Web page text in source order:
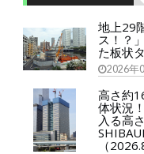
地上29
ス！？
た板状
2026年
高さ約
体状況
入る高
（